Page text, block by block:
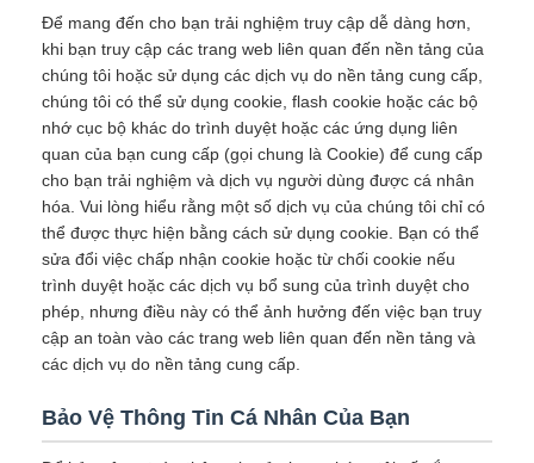
Để mang đến cho bạn trải nghiệm truy cập dễ dàng hơn,
khi bạn truy cập các trang web liên quan đến nền tảng của
chúng tôi hoặc sử dụng các dịch vụ do nền tảng cung cấp,
chúng tôi có thể sử dụng cookie, flash cookie hoặc các bộ
nhớ cục bộ khác do trình duyệt hoặc các ứng dụng liên
quan của bạn cung cấp (gọi chung là Cookie) để cung cấp
cho bạn trải nghiệm và dịch vụ người dùng được cá nhân
hóa. Vui lòng hiểu rằng một số dịch vụ của chúng tôi chỉ có
thể được thực hiện bằng cách sử dụng cookie. Bạn có thể
sửa đổi việc chấp nhận cookie hoặc từ chối cookie nếu
trình duyệt hoặc các dịch vụ bổ sung của trình duyệt cho
phép, nhưng điều này có thể ảnh hưởng đến việc bạn truy
cập an toàn vào các trang web liên quan đến nền tảng và
các dịch vụ do nền tảng cung cấp.
Bảo Vệ Thông Tin Cá Nhân Của Bạn